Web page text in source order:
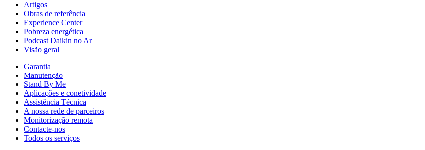
Artigos
Obras de referência
Experience Center
Pobreza energética
Podcast Daikin no Ar
Visão geral
Garantia
Manutenção
Stand By Me
Aplicações e conetividade
Assistência Técnica
A nossa rede de parceiros
Monitorização remota
Contacte-nos
Todos os serviços